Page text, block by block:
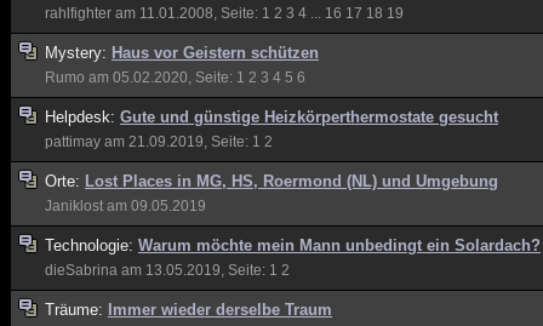
rahlfighter am 11.01.2008, Seite: 1 2 3 4 16 17 18 19
Mystery: Haus vor Geistern schützen
Rumo am 05.02.2020, Seite: 1 2 3 4 5 6
Helpdesk: Gute und günstige Heizkörperthermostate gesucht
pattimay am 21.09.2019, Seite: 1 2
Orte: Lost Places in MG, HS, Roermond (NL) und Umgebung
Janiklost am 09.05.2019
Technologie: Warum möchte mein Mann unbedingt ein Solardach?
dieSabrina am 13.05.2019, Seite: 1 2
Träume: Immer wieder derselbe Traum